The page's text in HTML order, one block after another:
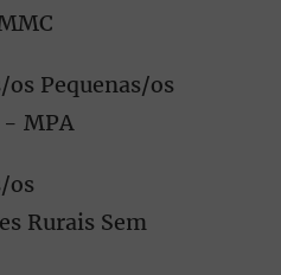
Pequenas/os
MPA
os
Rurais Sem